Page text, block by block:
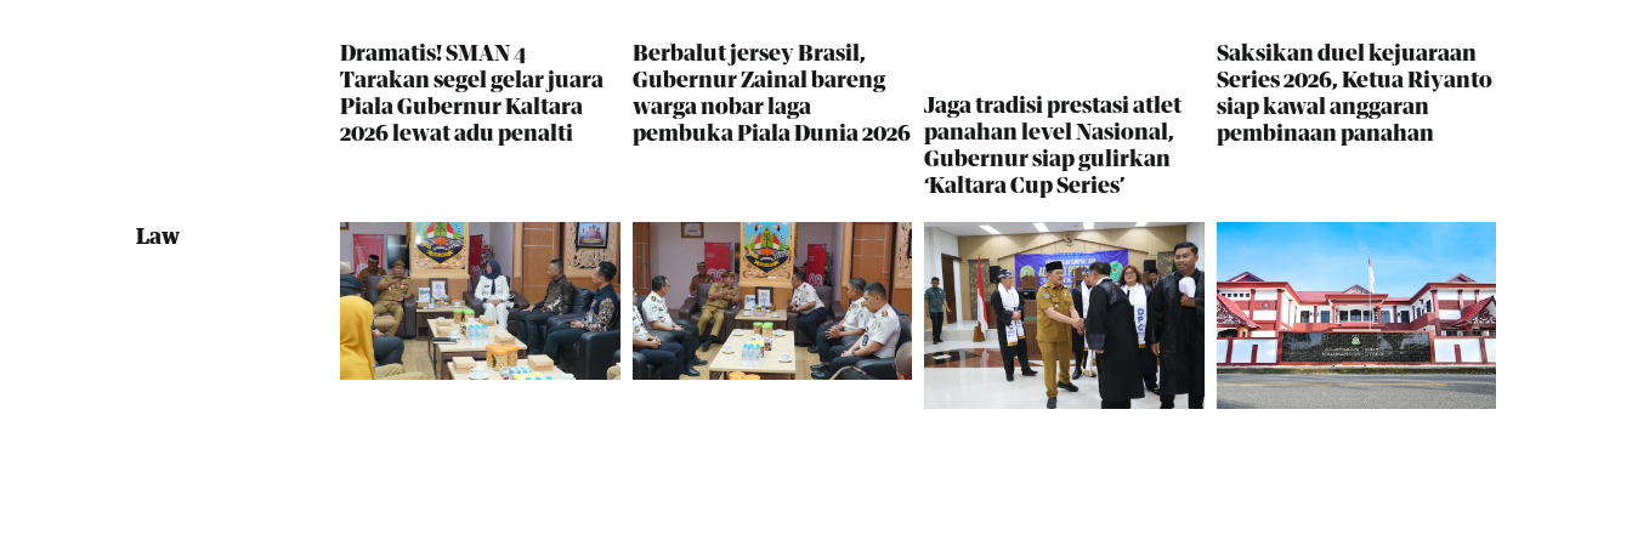
Dramatis! SMAN 4
Tarakan segel gelar juara
Piala Gubernur Kaltara
2026 lewat adu penalti
Berbalut jersey Brasil,
Gubernur Zainal bareng
warga nobar laga
pembuka Piala Dunia 2026
Jaga tradisi prestasi atlet
panahan level Nasional,
Gubernur siap gulirkan
‘Kaltara Cup Series’
Saksikan duel kejuaraan
Series 2026, Ketua Riyanto
siap kawal anggaran
pembinaan panahan
Law